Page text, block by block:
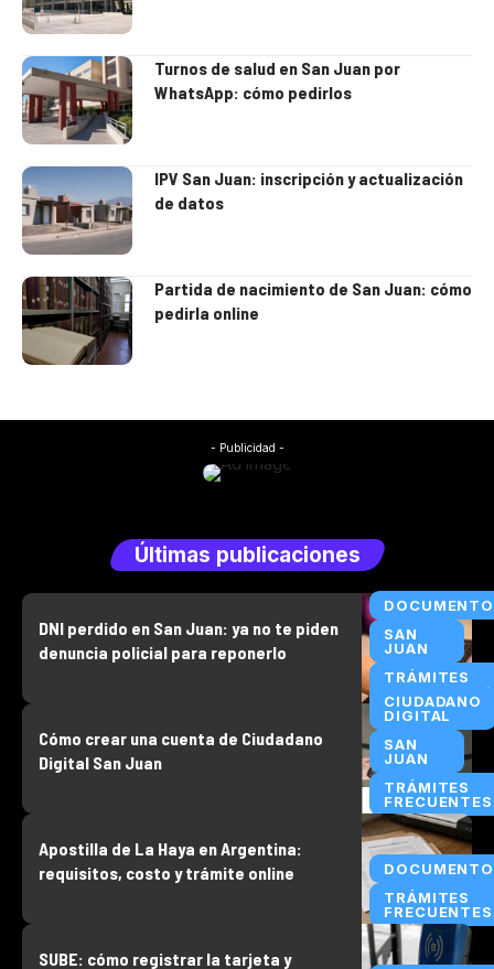
Turnos de salud en San Juan por
WhatsApp: cómo pedirlos
IPV San Juan: inscripción y actualización
de datos
Partida de nacimiento de San Juan: cómo
pedirla online
- Publicidad -
Últimas publicaciones
SAN
JUAN
TRÁMITES
FRECUENTES
DNI perdido en San Juan: ya no te piden
denuncia policial para reponerlo
CIUDADANO
DIGITAL
SAN
JUAN
TRÁMITES
FRECUENTES
Cómo crear una cuenta de Ciudadano
Digital San Juan
TRÁMITES
FRECUENTES
Apostilla de La Haya en Argentina:
requisitos, costo y trámite online
SUBE: cómo registrar la tarjeta y